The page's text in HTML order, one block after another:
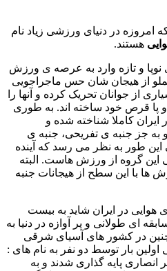
امروزه در دنیای ورزشی زیاد نام
هستند.
نوپا و تازه وارد به عرصه ی ورزش
از هیجان شان حس ماجراجویی
از جوانان تحریک کرده و آنها را
و پا قرص خود ساخته اند. به طوری
کاملا شناخته شده و
به جز جنبه ی تفریحی، جنبه ی
طور به نظر می رسد که آینده
این گروه از ورزش هاست. البته
ها با این سطح از هیجانات جنبه
در ایران شاید به بیست
ای طولانی و پر آوازه در دنیا به
در کشور های آسیای شرقی
بار توسط دو نفر به نام های :
پایه گذاری شدند و به